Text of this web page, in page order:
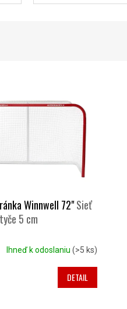
Winnwell 72"Sieť
5 cm
Ihneď k odoslaniu (>5 ks)
DETAIL